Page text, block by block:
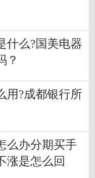
什么?国美电器
？
用?成都银行所
么办分期买手
涨是怎么回